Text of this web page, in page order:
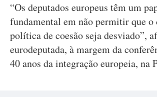
“Os deputados europeus têm um
fundamental em não permitir que
política de coesão seja desviado”,
eurodeputada, à margem da
40 anos da integração europeia, na